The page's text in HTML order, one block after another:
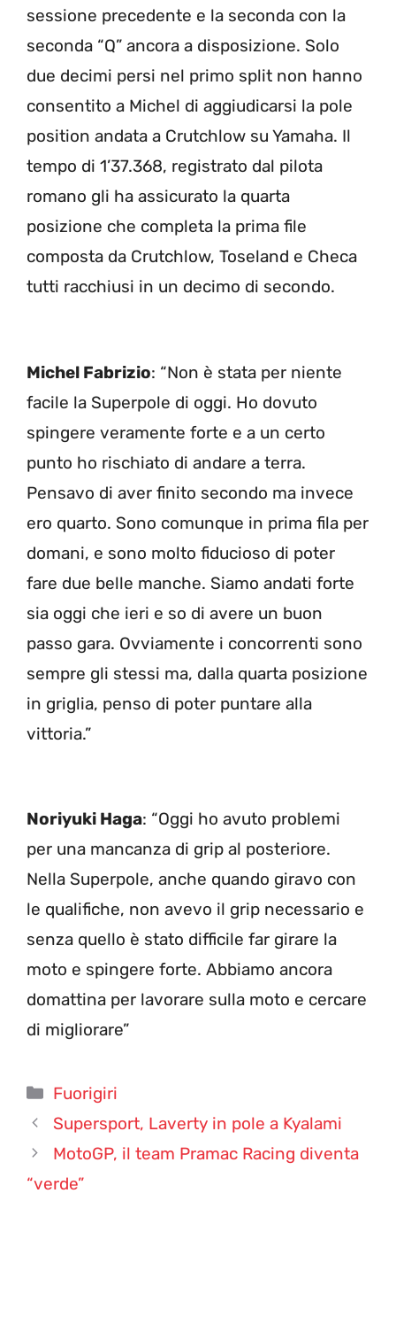
sessione precedente e la seconda con la
seconda “Q” ancora a disposizione. Solo
due decimi persi nel primo split non hanno
consentito a Michel di aggiudicarsi la pole
position andata a Crutchlow su Yamaha. Il
tempo di 1’37.368, registrato dal pilota
romano gli ha assicurato la quarta
posizione che completa la prima file
composta da Crutchlow, Toseland e Checa
tutti racchiusi in un decimo di secondo.
Michel Fabrizio: “Non è stata per niente
facile la Superpole di oggi. Ho dovuto
spingere veramente forte e a un certo
punto ho rischiato di andare a terra.
Pensavo di aver finito secondo ma invece
ero quarto. Sono comunque in prima fila per
domani, e sono molto fiducioso di poter
fare due belle manche. Siamo andati forte
sia oggi che ieri e so di avere un buon
passo gara. Ovviamente i concorrenti sono
sempre gli stessi ma, dalla quarta posizione
in griglia, penso di poter puntare alla
vittoria.”
Noriyuki Haga: “Oggi ho avuto problemi
per una mancanza di grip al posteriore.
Nella Superpole, anche quando giravo con
le qualifiche, non avevo il grip necessario e
senza quello è stato difficile far girare la
moto e spingere forte. Abbiamo ancora
domattina per lavorare sulla moto e cercare
di migliorare”
Categorie
Fuorigiri
Supersport, Laverty in pole a Kyalami
MotoGP, il team Pramac Racing diventa
“verde”